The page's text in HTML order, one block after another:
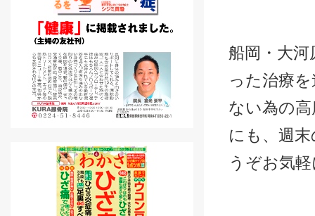
船岡・大
った治療
ない為の
にも、週
うぞお気